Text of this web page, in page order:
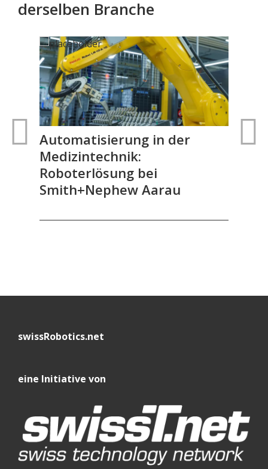
derselben Branche
Automatisierung in der
Medizintechnik:
Roboterlösung bei
Smith+Nephew Aarau
swissRobotics.net
eine Initiative von